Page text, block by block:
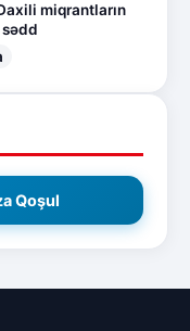
miqrantların
sədd
Qoşul